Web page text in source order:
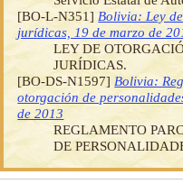
[BO-L-N351] Bolivia: Ley
jurídicas, 19 de marzo de
LEY DE
JURÍDICAS.
[BO-DS-N1597] Bolivia:
otorgación de
de 2013
REGLAMENTO
DE